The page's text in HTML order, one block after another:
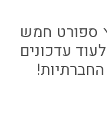
ספורט חמש
בשלט, לעוד עדכונים